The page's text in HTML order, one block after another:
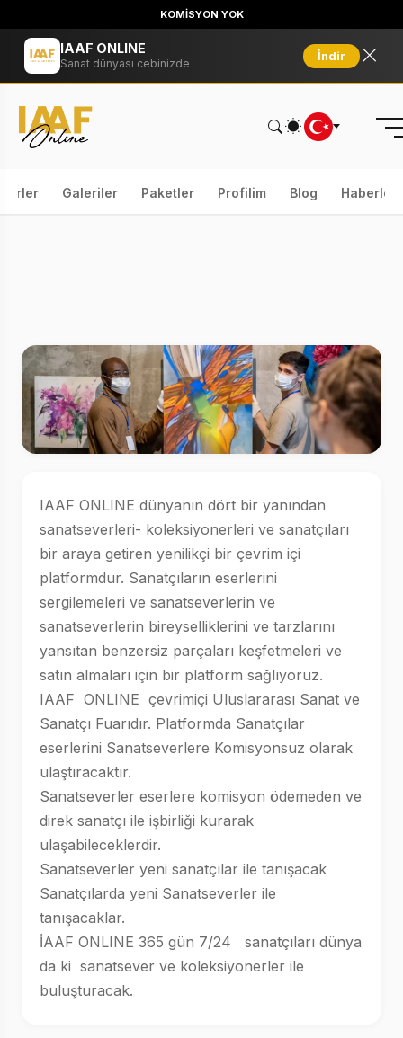
KOMİSYON YOK
IAAF ONLINE
Sanat dünyası cebinizde
İndir
Galeriler Paketler Profilim Blog Haberler
IAAF ONLINE dünyanın dört bir yanından
sanatseverleri- koleksiyonerleri ve sanatçıları
bir araya getiren yenilikçi bir çevrim içi
platformdur. Sanatçıların eserlerini
sergilemeleri ve sanatseverlerin ve
sanatseverlerin bireyselliklerini ve tarzlarını
yansıtan benzersiz parçaları keşfetmeleri ve
satın almaları için bir platform sağlıyoruz.
IAAF ONLINE çevrimiçi Uluslararası Sanat ve
Sanatçı Fuarıdır. Platformda Sanatçılar
eserlerini Sanatseverlere Komisyonsuz olarak
ulaştıracaktır.
Sanatseverler eserlere komisyon ödemeden ve
direk sanatçı ile işbirliği kurarak
ulaşabileceklerdir.
Sanatseverler yeni sanatçılar ile tanışacak
Sanatçılarda yeni Sanatseverler ile
tanışacaklar.
İAAF ONLINE 365 gün 7/24 sanatçıları dünya
da ki sanatsever ve koleksiyonerler ile
buluşturacak.